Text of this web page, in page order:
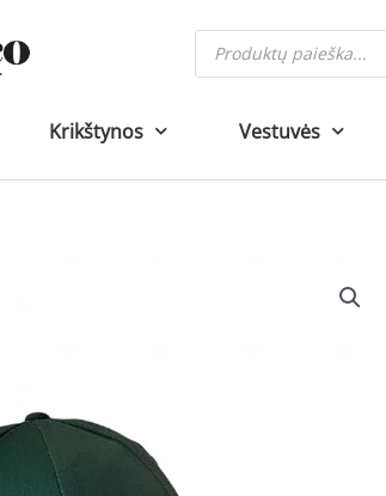
Products
search
Krikštynos Vestuvės